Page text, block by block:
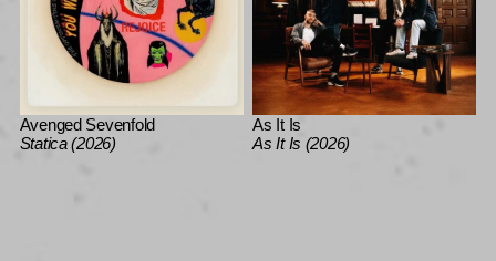
Avenged Sevenfold
Statica (2026)
As It Is
As It Is (2026)